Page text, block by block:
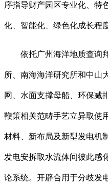
序指导财产园区专业化、特
化、智能化、绿色化成长程度
依托广州海洋地质查询拜
所、南海海洋研究所和中山
网、水面支撑母船、环保减
鞭策相关范畴手艺立异取使
材料、新布局及新型发电机
发电安拆取水流体间彼此感
论系统。开辟合用于分歧发